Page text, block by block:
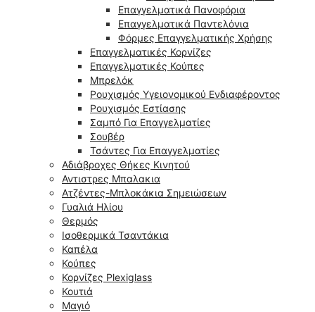
Επαγγελματικά Πανοφόρια
Επαγγελματικά Παντελόνια
Φόρμες Επαγγελματικής Χρήσης
Επαγγελματικές Κορνίζες
Επαγγελματικές Κούπες
Μπρελόκ
Ρουχισμός Υγειονομικού Ενδιαφέροντος
Ρουχισμός Εστίασης
Σαμπό Για Επαγγελματίες
Σουβέρ
Τσάντες Για Επαγγελματίες
Αδιάβροχες Θήκες Κινητού
Αντιστρες Μπαλακια
Ατζέντες-Μπλοκάκια Σημειώσεων
Γυαλιά Ηλίου
Θερμός
Ισοθερμικά Τσαντάκια
Καπέλα
Κούπες
Κορνίζες Plexiglass
Κουτιά
Μαγιό